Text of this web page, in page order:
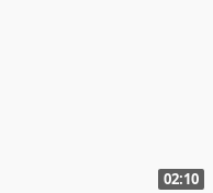
02:10